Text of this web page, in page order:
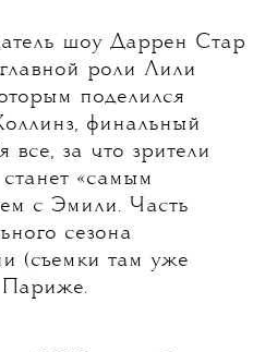
шоу Даррен Стар
роли Лили
поделился
финальный
все, за что зрители
«самым
с Эмили. Часть
сезона
(съемки там уже
Париже.